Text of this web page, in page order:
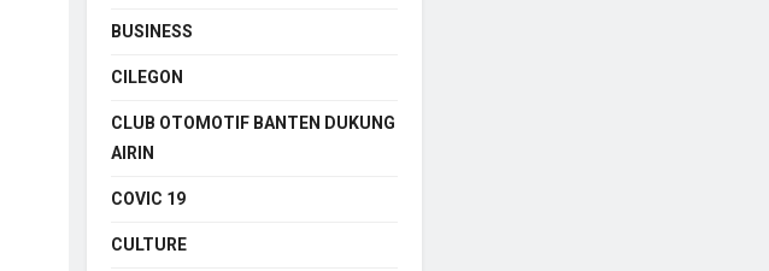
BUSINESS
CILEGON
CLUB OTOMOTIF BANTEN DUKUNG
AIRIN
COVIC 19
CULTURE